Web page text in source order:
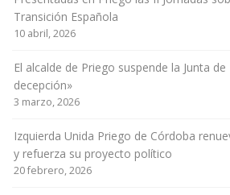
Transición Española
10 abril, 2026
El alcalde de Priego suspende la Junta
decepción»
3 marzo, 2026
Izquierda Unida Priego de Córdoba
y refuerza su proyecto político
20 febrero, 2026